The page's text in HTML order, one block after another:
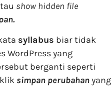
show hidden file
syllabus biar tidak
WordPress yang
berganti seperti
simpan perubahanyang